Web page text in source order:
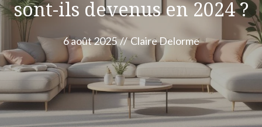
sont-ils devenus en 2024 ?
6 août 2025 // Claire Delorme